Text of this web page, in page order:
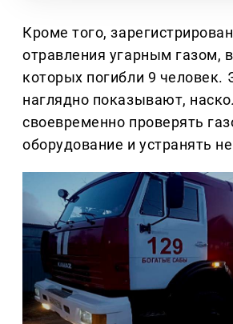
Кроме того,
отравления угарным газом,
которых погибли 9 человек.
наглядно показывают,
своевременно проверять
оборудование и устранять